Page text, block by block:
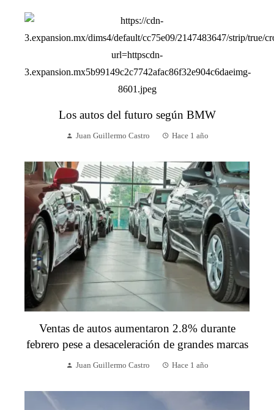
Los autos del futuro según BMW
Juan Guillermo Castro Hace 1 año
Ventas de autos aumentaron 2.8% durante
febrero pese a desaceleración de grandes marcas
Juan Guillermo Castro Hace 1 año